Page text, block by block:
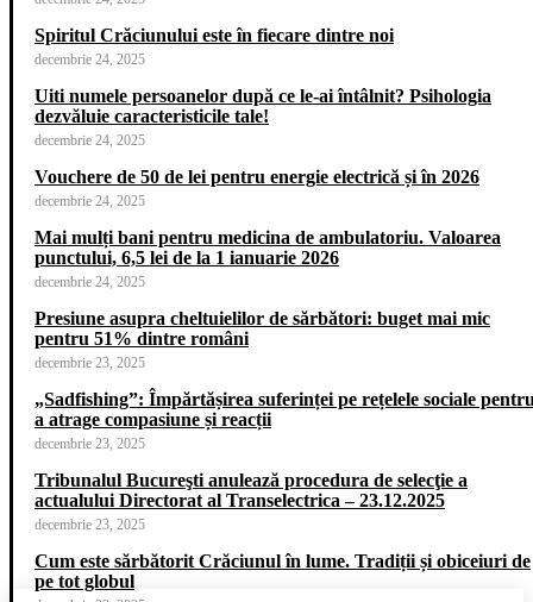
Spiritul Crăciunului este în fiecare dintre noi
decembrie 24, 2025
Uiti numele persoanelor după ce le-ai întâlnit? Psihologia
dezvăluie caracteristicile tale!
decembrie 24, 2025
Vouchere de 50 de lei pentru energie electrică și în 2026
decembrie 24, 2025
Mai mulți bani pentru medicina de ambulatoriu. Valoarea
punctului, 6,5 lei de la 1 ianuarie 2026
decembrie 24, 2025
Presiune asupra cheltuielilor de sărbători: buget mai mic
pentru 51% dintre români
decembrie 23, 2025
„Sadfishing”: Împărtășirea suferinței pe rețelele sociale
a atrage compasiune și reacții
decembrie 23, 2025
Tribunalul Bucureşti anulează procedura de selecţie a
actualului Directorat al Transelectrica – 23.12.2025
decembrie 23, 2025
Cum este sărbătorit Crăciunul în lume. Tradiții și obiceiuri de
pe tot globul